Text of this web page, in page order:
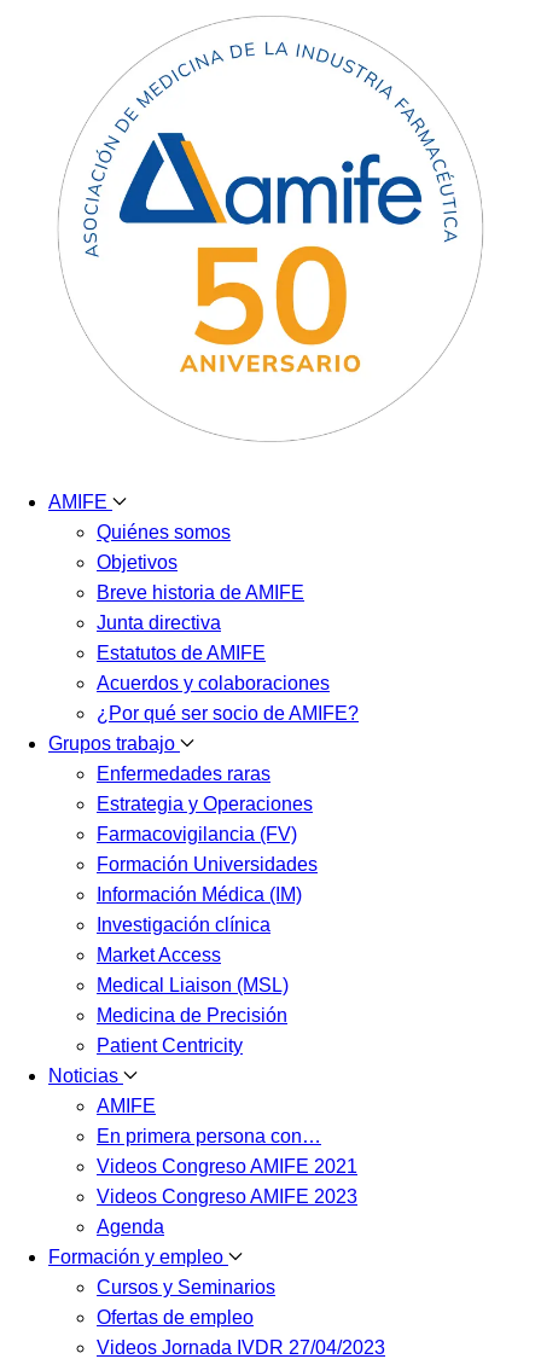
AMIFE
Quiénes somos
Objetivos
Breve historia de AMIFE
Junta directiva
Estatutos de AMIFE
Acuerdos y colaboraciones
¿Por qué ser socio de AMIFE?
Grupos trabajo
Enfermedades raras
Estrategia y Operaciones
Farmacovigilancia (FV)
Formación Universidades
Información Médica (IM)
Investigación clínica
Market Access
Medical Liaison (MSL)
Medicina de Precisión
Patient Centricity
Noticias
AMIFE
En primera persona con…
Videos Congreso AMIFE 2021
Videos Congreso AMIFE 2023
Agenda
Formación y empleo
Cursos y Seminarios
Ofertas de empleo
Videos Jornada IVDR 27/04/2023